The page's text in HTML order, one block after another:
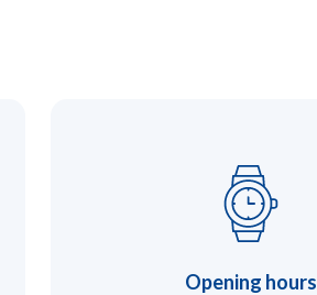
Opening hours